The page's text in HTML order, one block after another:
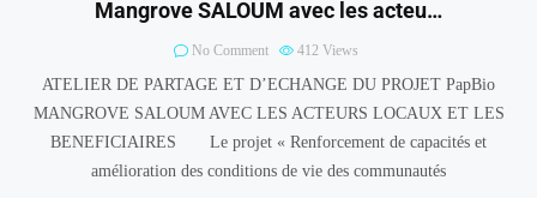
Mangrove SALOUM avec les acteu…
No Comment 412 Views
ATELIER DE PARTAGE ET D’ECHANGE DU PROJET PapBio
MANGROVE SALOUM AVEC LES ACTEURS LOCAUX ET LES
BENEFICIAIRES Le projet « Renforcement de capacités et
amélioration des conditions de vie des communautés